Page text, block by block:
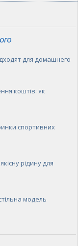
для домашнего
коштів: як
спортивних
рідину для
модель